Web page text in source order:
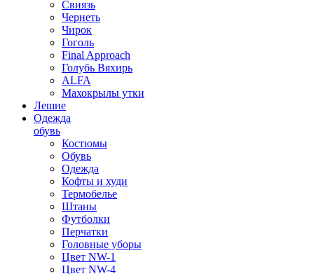
Свиязь
Чернеть
Чирок
Гоголь
Final Approach
Голубь Вяхирь
ALFA
Махокрылы утки
Лешие
Одежда
обувь
Костюмы
Обувь
Одежда
Кофты и худи
Термобелье
Штаны
Футболки
Перчатки
Головные уборы
Цвет NW-1
Цвет NW-4